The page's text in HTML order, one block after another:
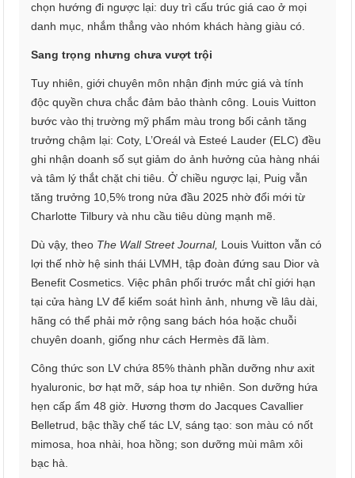
chọn hướng đi ngược lại: duy trì cấu trúc giá cao ở mọi
danh mục, nhắm thẳng vào nhóm khách hàng giàu có.
Sang trọng nhưng chưa vượt trội
Tuy nhiên, giới chuyên môn nhận định mức giá và tính
độc quyền chưa chắc đảm bảo thành công. Louis Vuitton
bước vào thị trường mỹ phẩm màu trong bối cảnh tăng
trưởng chậm lại: Coty, L’Oreál và Esteé Lauder (ELC) đều
ghi nhận doanh số sụt giảm do ảnh hưởng của hàng nhái
và tâm lý thắt chặt chi tiêu. Ở chiều ngược lại, Puig vẫn
tăng trưởng 10,5% trong nửa đầu 2025 nhờ đổi mới từ
Charlotte Tilbury và nhu cầu tiêu dùng mạnh mẽ.
Dù vậy, theo The Wall Street Journal, Louis Vuitton vẫn có
lợi thế nhờ hệ sinh thái LVMH, tập đoàn đứng sau Dior và
Benefit Cosmetics. Việc phân phối trước mắt chỉ giới hạn
tại cửa hàng LV để kiểm soát hình ảnh, nhưng về lâu dài,
hãng có thể phải mở rộng sang bách hóa hoặc chuỗi
chuyên doanh, giống như cách Hermès đã làm.
Công thức son LV chứa 85% thành phần dưỡng như axit
hyaluronic, bơ hạt mỡ, sáp hoa tự nhiên. Son dưỡng hứa
hẹn cấp ẩm 48 giờ. Hương thơm do Jacques Cavallier
Belletrud, bậc thầy chế tác LV, sáng tạo: son màu có nốt
mimosa, hoa nhài, hoa hồng; son dưỡng mùi mâm xôi
bạc hà.